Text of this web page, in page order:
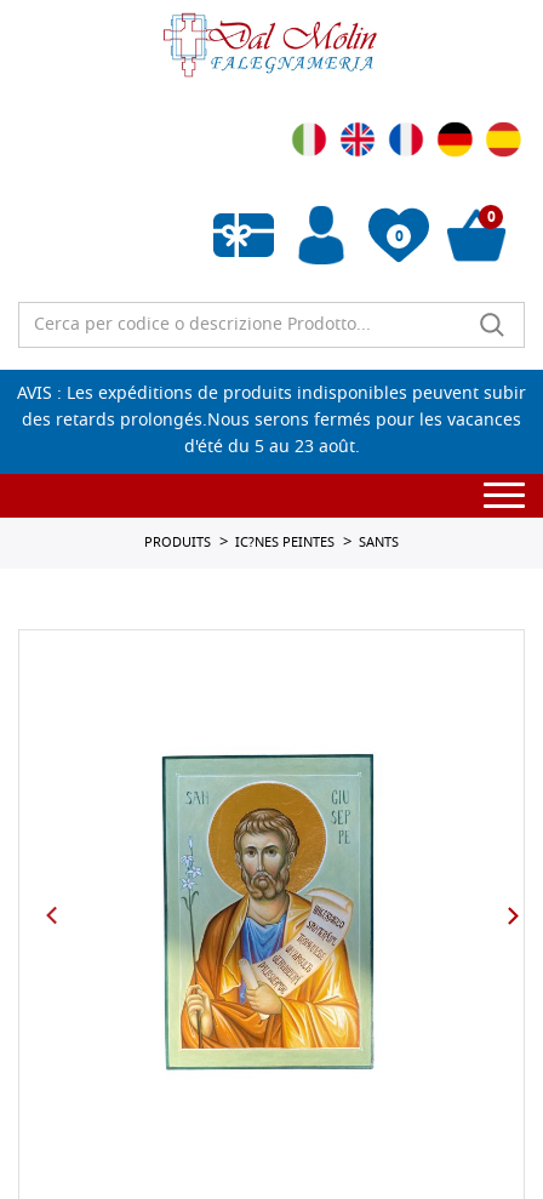
0
Liste de souhaits vide
0
AVIS : Les expéditions de produits indisponibles peuvent subir
des retards prolongés.Nous serons fermés pour les vacances
d'été du 5 au 23 août.
PRODUITS IC?NES PEINTES SANTS